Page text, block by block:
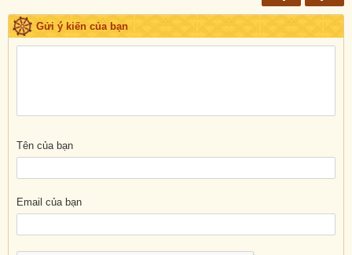
Gửi ý kiến của bạn
Tên của bạn
Email của bạn